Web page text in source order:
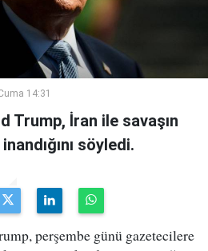
14:31
Trump, İran ile savaşın
söyledi.
perşembe günü gazetecilere